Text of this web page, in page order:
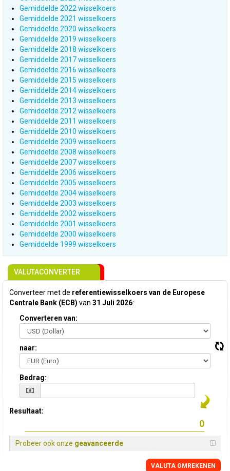
Gemiddelde 2022 wisselkoers
Gemiddelde 2021 wisselkoers
Gemiddelde 2020 wisselkoers
Gemiddelde 2019 wisselkoers
Gemiddelde 2018 wisselkoers
Gemiddelde 2017 wisselkoers
Gemiddelde 2016 wisselkoers
Gemiddelde 2015 wisselkoers
Gemiddelde 2014 wisselkoers
Gemiddelde 2013 wisselkoers
Gemiddelde 2012 wisselkoers
Gemiddelde 2011 wisselkoers
Gemiddelde 2010 wisselkoers
Gemiddelde 2009 wisselkoers
Gemiddelde 2008 wisselkoers
Gemiddelde 2007 wisselkoers
Gemiddelde 2006 wisselkoers
Gemiddelde 2005 wisselkoers
Gemiddelde 2004 wisselkoers
Gemiddelde 2003 wisselkoers
Gemiddelde 2002 wisselkoers
Gemiddelde 2001 wisselkoers
Gemiddelde 2000 wisselkoers
Gemiddelde 1999 wisselkoers
VALUTACONVERTER
Converteer met de referentiewisselkoers van de Europese
Centrale Bank (ECB) van 31 Juli 2026:
Converteren van:
naar:
Bedrag:
Resultaat:
Probeer ook onze geavanceerde
VALUTA OMREKENEN